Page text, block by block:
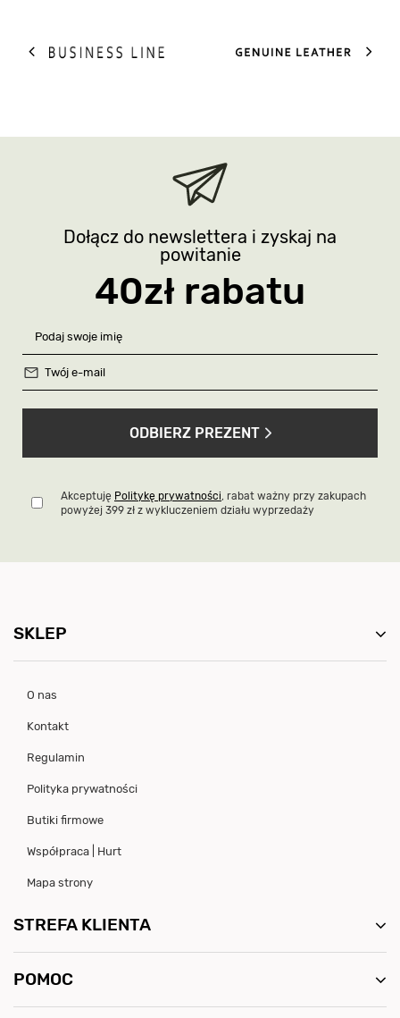
Dołącz do newslettera i zyskaj na
powitanie
40zł rabatu
ODBIERZ PREZENT
Akceptuję Politykę prywatności, rabat ważny przy zakupach
powyżej 399 zł z wykluczeniem działu wyprzedaży
SKLEP
O nas
Kontakt
Regulamin
Polityka prywatności
Butiki firmowe
Współpraca | Hurt
Mapa strony
STREFA KLIENTA
POMOC